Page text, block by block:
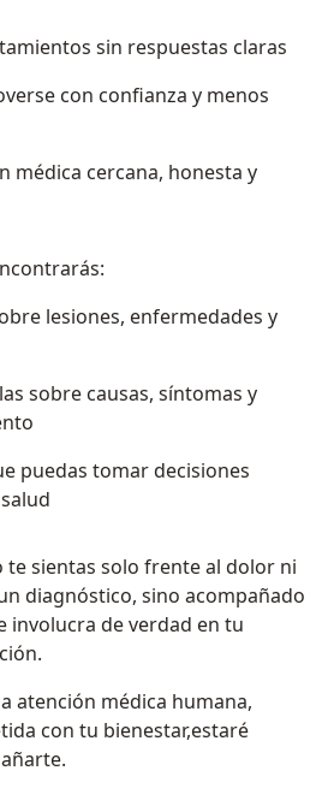
sin respuestas claras
con confianza y menos
médica cercana, honesta y
lesiones, enfermedades y
sobre causas, síntomas y
puedas tomar decisiones
te sientas solo frente al dolor ni
diagnóstico, sino acompañado
involucra de verdad en tu
atención médica humana,
con tu bienestar,estaré